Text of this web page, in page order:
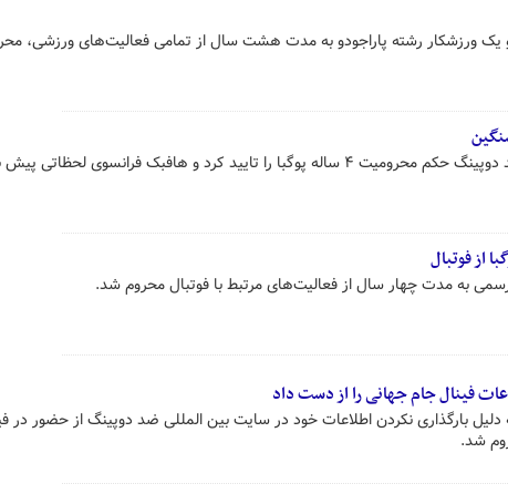
ورزشکار رشته پاراجودو به مدت هشت سال از تمامی فعالیت‌های ورزشی،
ساعاتی پیش کمیته بین‌المللی ضد دوپینگ حکم محرومیت ۴ ساله پوگبا را تایید کرد و هافبک فرانسوی
از فوتبال
به مدت چهار سال از فعالیت‌های مرتبط با فوتبال محروم شد.
فینال جام جهانی را از دست داد
بارگذاری نکردن اطلاعات خود در سایت بین المللی ضد دوپینگ از حضور در
شد.